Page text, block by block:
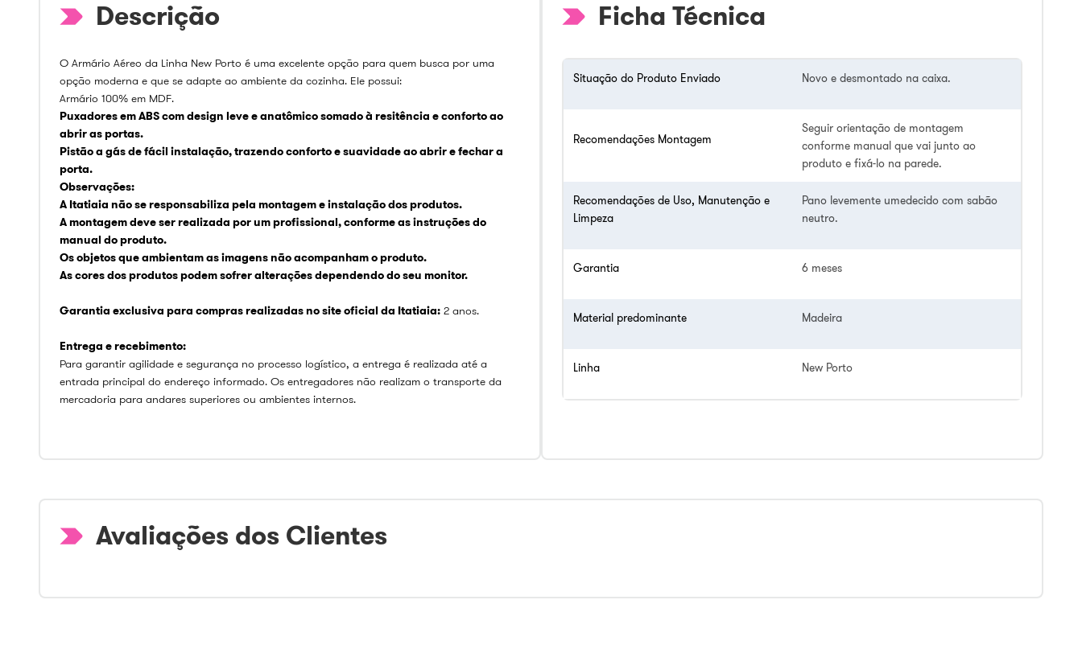
O Armário Aéreo da Linha New Porto é uma excelente opção para quem busca por uma
opção moderna e que se adapte ao ambiente da cozinha. Ele possui:
Armário 100% em MDF.
Puxadores em ABS com design leve e anatômico somado à resitência e conforto ao
abrir as portas.
Pistão a gás de fácil instalação, trazendo conforto e suavidade ao abrir e fechar a
porta.
Observações:
A Itatiaia não se responsabiliza pela montagem e instalação dos produtos.
A montagem deve ser realizada por um profissional, conforme as instruções do
manual do produto.
Os objetos que ambientam as imagens não acompanham o produto.
As cores dos produtos podem sofrer alterações dependendo do seu monitor.
Garantia exclusiva para compras realizadas no site oficial da Itatiaia: 2 anos.
Entrega e recebimento:
Para garantir agilidade e segurança no processo logístico, a entrega é realizada até a
entrada principal do endereço informado. Os entregadores não realizam o transporte da
mercadoria para andares superiores ou ambientes internos.
Ficha Técnica
Situação do Produto Enviado Novo e desmontado na caixa.
Recomendações Montagem
Seguir orientação de montagem
conforme manual que vai junto ao
produto e fixá-lo na parede.
Recomendações de Uso, Manutenção e
Limpeza
Pano levemente umedecido com sabão
neutro.
Garantia 6 meses
Material predominante Madeira
Linha New Porto
Avaliações dos Clientes